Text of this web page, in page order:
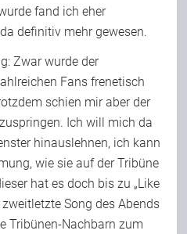
fand ich eher
definitiv mehr gewesen.
Zwar wurde der
Fans frenetisch
schien mir aber der
Ich will mich da
hinauslehnen, ich kann
wie sie auf der Tribüne
hat es doch bis zu „Like
Song des Abends
Tribünen-Nachbarn zum